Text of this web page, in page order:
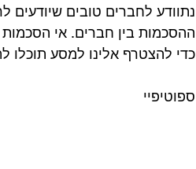
נתוודע לחברים טובים שיודעים
ההסכמות בין חברים. אי הסכמות
כדי להצטרף אלינו למסע תוכלו
ספוטיפיי